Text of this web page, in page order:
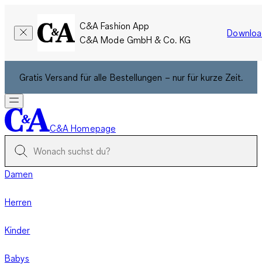
C&A Fashion App
C&A Mode GmbH & Co. KG
Gratis Versand für alle Bestellungen – nur für kurze Zeit.
C&A Homepage
Damen
Herren
Kinder
Babys